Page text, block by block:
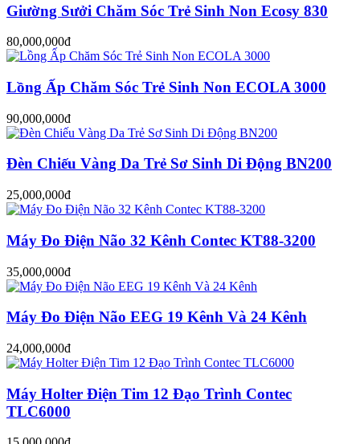
Giường Sưởi Chăm Sóc Trẻ Sinh Non Ecosy 830
80,000,000đ
Lồng Ấp Chăm Sóc Trẻ Sinh Non ECOLA 3000
90,000,000đ
Đèn Chiếu Vàng Da Trẻ Sơ Sinh Di Động BN200
25,000,000đ
Máy Đo Điện Não 32 Kênh Contec KT88-3200
35,000,000đ
Máy Đo Điện Não EEG 19 Kênh Và 24 Kênh
24,000,000đ
Máy Holter Điện Tim 12 Đạo Trình Contec
TLC6000